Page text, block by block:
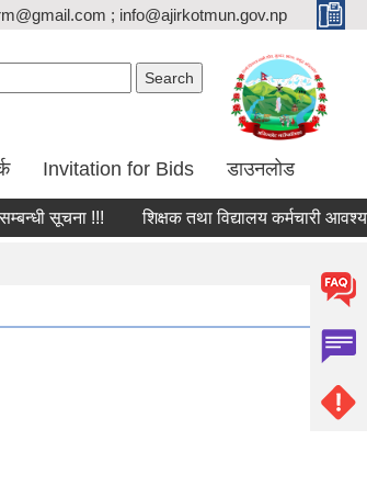
; info@ajirkotmun.gov.np
Invitation for Bids डाउनलोड
सूचना !!! शिक्षक तथा विद्यालय कर्मचारी